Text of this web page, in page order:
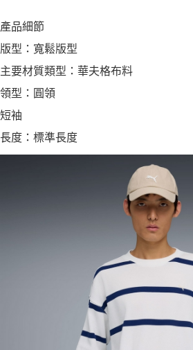
產品細節
版型：寬鬆版型
主要材質類型：華夫格布料
領型：圓領
短袖
長度：標準長度